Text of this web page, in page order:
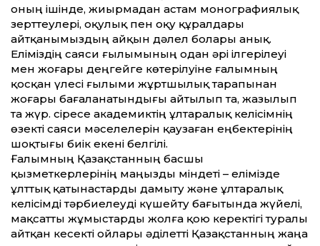
оның ішінде, жиырмадан астам монографиялық
зерттеулері, оқулық пен оқу құралдары
айтқанымыздың айқын дәлел болары анық.
Еліміздің саяси ғылымының одан әрі ілгерілеуі
мен жоғары деңгейге көтерілуіне ғалымның
қосқан үлесі ғылыми жұртшылық тарапынан
жоғары бағаланатындығы айтылып та, жазылып
та жүр. Әсіресе академиктің ұлтаралық келісімнің
өзек­ті саяси мәселелерін қаузаған еңбектерінің
шоқтығы биік екені белгілі.
Ғалымның Қазақстанның басшы
қызметкерлерінің маңызды міндеті – елімізде
ұлттық қатынастарды дамыту және ұлтаралық
келісімді тәрбиелеуді күшейту бағытында жү­йелі,
мақсатты жұмыстарды жолға қою керектігі туралы
айтқан кесекті ойлары әділетті Қазақстанның жаңа